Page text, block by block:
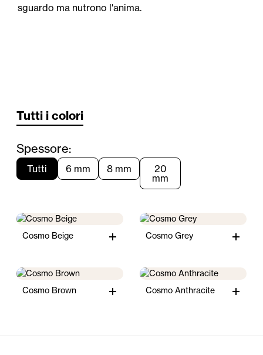
sguardo ma nutrono l'anima.
Tutti i colori
Spessore:
Tutti 6 mm 8 mm
20
mm
Cosmo Beige Cosmo Grey
Cosmo Brown Cosmo Anthracite